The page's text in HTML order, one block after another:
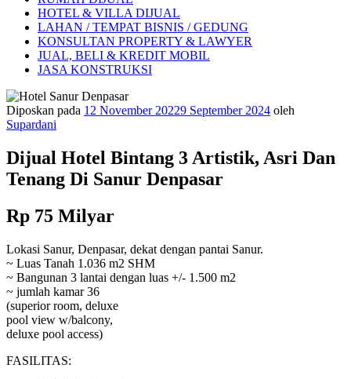
HOTEL & VILLA DIJUAL
LAHAN / TEMPAT BISNIS / GEDUNG
KONSULTAN PROPERTY & LAWYER
JUAL, BELI & KREDIT MOBIL
JASA KONSTRUKSI
Diposkan pada 12 November 20229 September 2024 oleh
Supardani
Dijual Hotel Bintang 3 Artistik, Asri Dan
Tenang Di Sanur Denpasar
Rp 75 Milyar
Lokasi Sanur, Denpasar, dekat dengan pantai Sanur.
~ Luas Tanah 1.036 m2 SHM
~ Bangunan 3 lantai dengan luas +/- 1.500 m2
~ jumlah kamar 36
(superior room, deluxe
pool view w/balcony,
deluxe pool access)
FASILITAS: